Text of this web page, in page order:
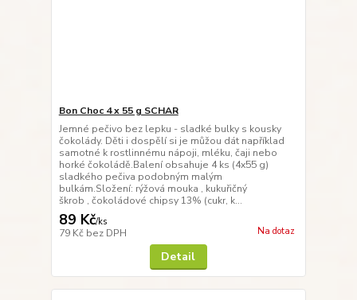
Bon Choc 4 x 55 g SCHAR
Jemné pečivo bez lepku - sladké bulky s kousky
čokolády. Děti i dospělí si je můžou dát například
samotné k rostlinnému nápoji, mléku, čaji nebo
horké čokoládě.Balení obsahuje 4 ks (4x55 g)
sladkého pečiva podobným malým
bulkám.Složení: rýžová mouka , kukuřičný
škrob , čokoládové chipsy 13% (cukr, k...
89 Kč/ks
79 Kč bez DPH Na dotaz
Detail